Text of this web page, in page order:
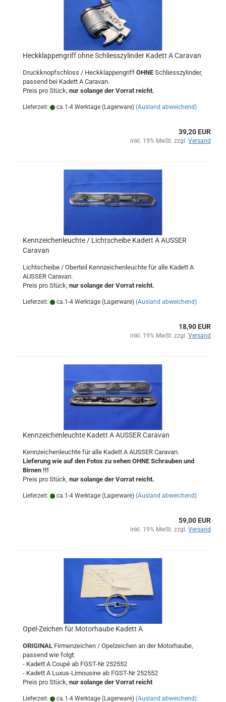
Heckklappengriff ohne Schliesszylinder Kadett A Caravan
Druckknopfschloss / Heckklappengriff OHNE Schliesszylinder,
passend bei Kadett A Caravan.
Preis pro Stück, nur solange der Vorrat reicht.
Lieferzeit: ca.1-4 Werktage (Lagerware) (Ausland abweichend)
39,20 EUR
inkl. 19% MwSt. zzgl. Versand
Kennzeichenleuchte / Lichtscheibe Kadett A AUSSER
Caravan
Lichtscheibe / Oberteil Kennzeichenleuchte für alle Kadett A
AUSSER Caravan.
Preis pro Stück, nur solange der Vorrat reicht.
Lieferzeit: ca.1-4 Werktage (Lagerware) (Ausland abweichend)
18,90 EUR
inkl. 19% MwSt. zzgl. Versand
Kennzeichenleuchte Kadett A AUSSER Caravan
Kennzeichenleuchte für alle Kadett A AUSSER Caravan.
Lieferung wie auf den Fotos zu sehen OHNE Schrauben und
Birnen !!!
Preis pro Stück, nur solange der Vorrat reicht.
Lieferzeit: ca.1-4 Werktage (Lagerware) (Ausland abweichend)
59,00 EUR
inkl. 19% MwSt. zzgl. Versand
Opel-Zeichen für Motorhaube Kadett A
ORIGINAL Firmenzeichen / Opelzeichen an der Motorhaube,
passend wie folgt:
- Kadett A Coupé ab FGST-Nr 252552
- Kadett A Luxus-Limousine ab FGST-Nr 252552
Preis pro Stück, nur solange der Vorrat reicht
Lieferzeit: ca.1-4 Werktage (Lagerware) (Ausland abweichend)